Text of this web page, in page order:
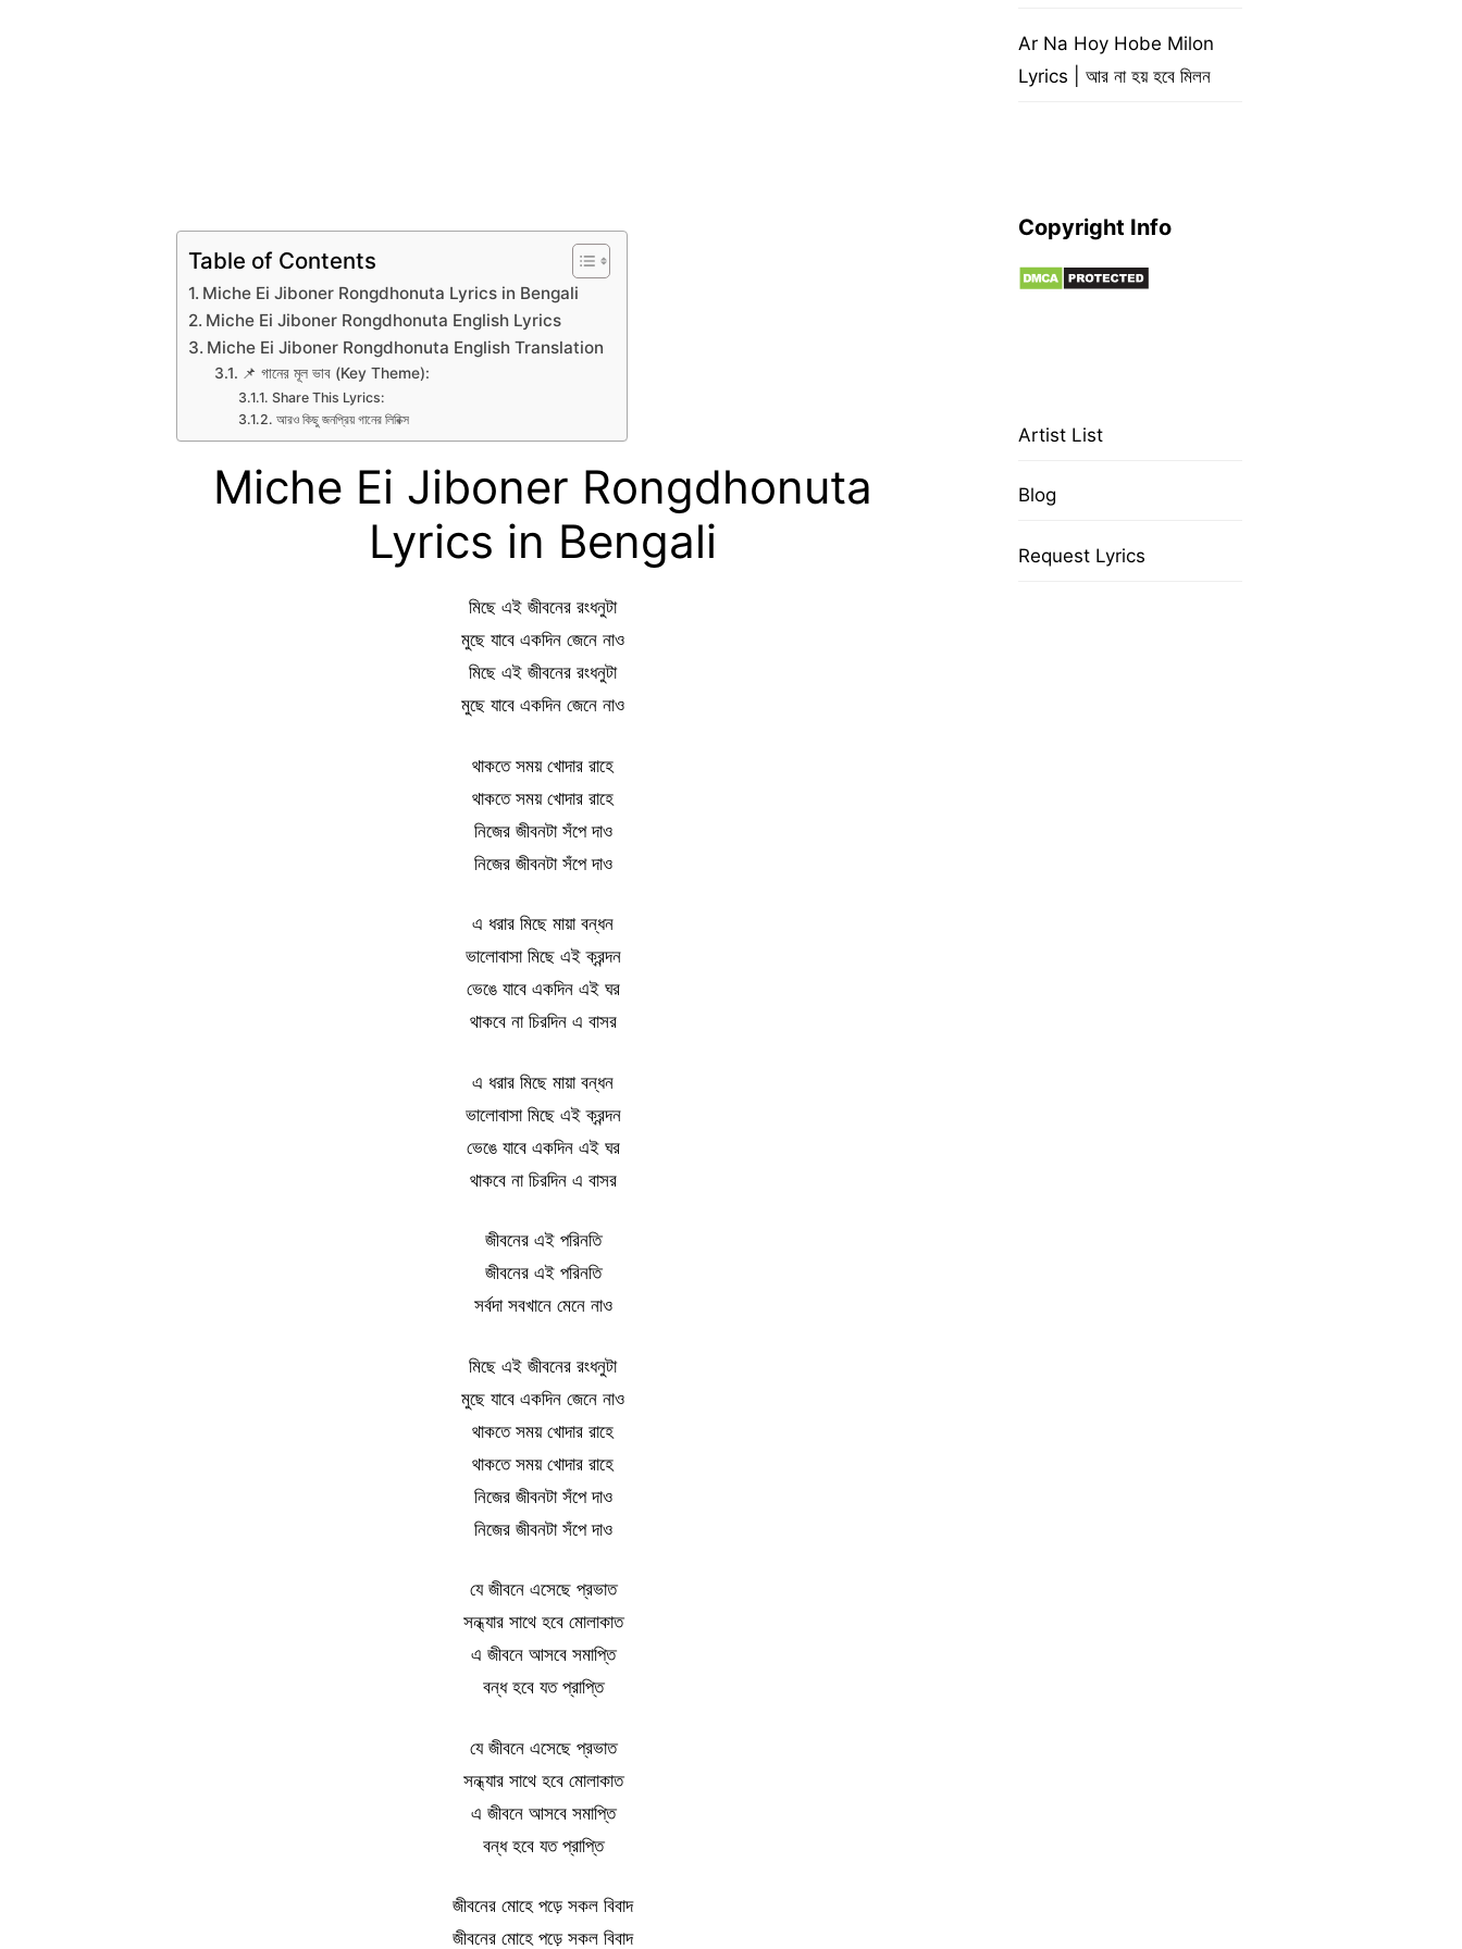
Table of Contents
Miche Ei Jiboner Rongdhonuta Lyrics in Bengali
Miche Ei Jiboner Rongdhonuta English Lyrics
Miche Ei Jiboner Rongdhonuta English Translation
📌 গানের মূল ভাব (Key Theme):
Share This Lyrics:
আরও কিছু জনপ্রিয় গানের লিরিক্স
Miche Ei Jiboner Rongdhonuta
Lyrics in Bengali
মিছে এই জীবনের রংধনুটা
মুছে যাবে একদিন জেনে নাও
মিছে এই জীবনের রংধনুটা
মুছে যাবে একদিন জেনে নাও
থাকতে সময় খোদার রাহে
থাকতে সময় খোদার রাহে
নিজের জীবনটা সঁপে দাও
নিজের জীবনটা সঁপে দাও
এ ধরার মিছে মায়া বন্ধন
ভালোবাসা মিছে এই ক্রন্দন
ভেঙে যাবে একদিন এই ঘর
থাকবে না চিরদিন এ বাসর
এ ধরার মিছে মায়া বন্ধন
ভালোবাসা মিছে এই ক্রন্দন
ভেঙে যাবে একদিন এই ঘর
থাকবে না চিরদিন এ বাসর
জীবনের এই পরিনতি
জীবনের এই পরিনতি
সর্বদা সবখানে মেনে নাও
মিছে এই জীবনের রংধনুটা
মুছে যাবে একদিন জেনে নাও
থাকতে সময় খোদার রাহে
থাকতে সময় খোদার রাহে
নিজের জীবনটা সঁপে দাও
নিজের জীবনটা সঁপে দাও
যে জীবনে এসেছে প্রভাত
সন্ধ্যার সাথে হবে মোলাকাত
এ জীবনে আসবে সমাপ্তি
বন্ধ হবে যত প্রাপ্তি
যে জীবনে এসেছে প্রভাত
সন্ধ্যার সাথে হবে মোলাকাত
এ জীবনে আসবে সমাপ্তি
বন্ধ হবে যত প্রাপ্তি
জীবনের মোহে পড়ে সকল বিবাদ
জীবনের মোহে পড়ে সকল বিবাদ
Ar Na Hoy Hobe Milon
Lyrics | আর না হয় হবে মিলন
Copyright Info
Artist List
Blog
Request Lyrics